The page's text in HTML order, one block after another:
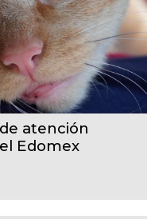
atención
Edomex